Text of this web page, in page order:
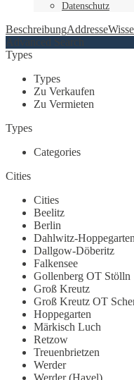
Datenschutz
BeschreibungAddresse
Advanced Search
Types
Types
Zu Verkaufen
Zu Vermieten
Types
Categories
Cities
Cities
Beelitz
Berlin
Dahlwitz-Hoppegarten
Dallgow-Döberitz
Falkensee
Gollenberg OT Stölln
Groß Kreutz
Groß Kreutz OT
Hoppegarten
Märkisch Luch
Retzow
Treuenbrietzen
Werder